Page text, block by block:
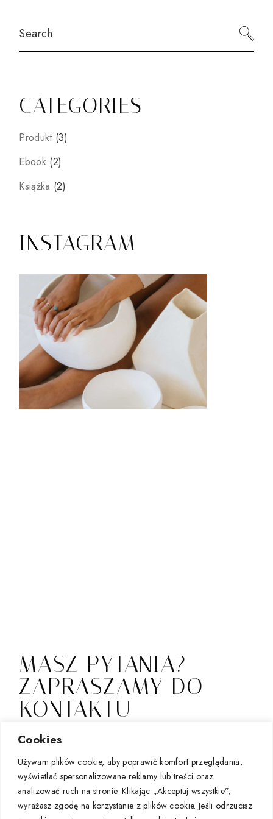
Cookies
Używam plików cookie, aby poprawić komfort przeglądania,
wyświetlać spersonalizowane reklamy lub treści oraz
analizować ruch na stronie. Klikając „Akceptuj wszystkie”,
wyrażasz zgodę na korzystanie z plików cookie. Jeśli odrzucisz
CATEGORIES
Produkt 3
3
produkty
Ebook 2
2
produkty
Książka 2
2
produkty
INSTAGRAM
MASZ PYTANIA?
ZAPRASZAMY DO
KONTAKTU
Jeśli zainteresowała Cię nasza oferta i chcesz podjąć
za pośrednictwem instagrama.
&
sklep@renatamolenda.com
renata_molenda